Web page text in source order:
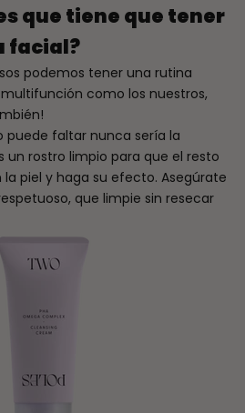
que tiene que tener
facial?
podemos tener una rutina
como los nuestros,
puede faltar nunca sería la
un rostro limpio para que el resto
piel y haga su efecto. Asegúrate
que limpie sin resecar